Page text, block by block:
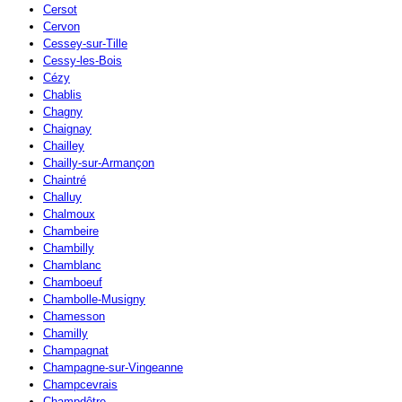
Cersot
Cervon
Cessey-sur-Tille
Cessy-les-Bois
Cézy
Chablis
Chagny
Chaignay
Chailley
Chailly-sur-Armançon
Chaintré
Challuy
Chalmoux
Chambeire
Chambilly
Chamblanc
Chamboeuf
Chambolle-Musigny
Chamesson
Chamilly
Champagnat
Champagne-sur-Vingeanne
Champcevrais